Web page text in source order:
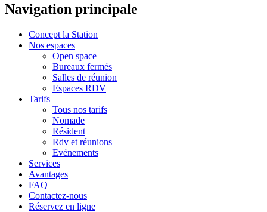
Navigation principale
Concept la Station
Nos espaces
Open space
Bureaux fermés
Salles de réunion
Espaces RDV
Tarifs
Tous nos tarifs
Nomade
Résident
Rdv et réunions
Evénements
Services
Avantages
FAQ
Contactez-nous
Réservez en ligne